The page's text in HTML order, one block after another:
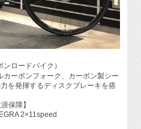
ンロードバイク）
ーボンフォーク、カーボン製シー
を発揮するディスクブレーキを搭
保障】
2×11speed